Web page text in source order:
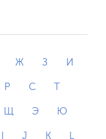
Ж З И
Р С Т
Щ Э Ю
J K L